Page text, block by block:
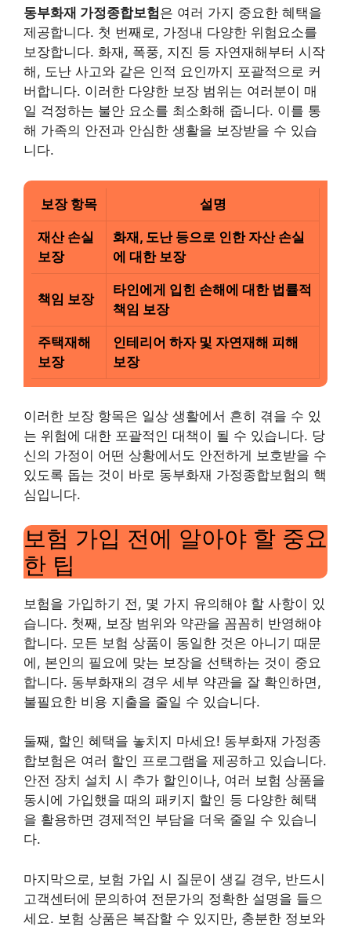
동부화재 가정종합보험은 여러 가지 중요한 혜택을
제공합니다. 첫 번째로, 가정내 다양한 위험요소를
보장합니다. 화재, 폭풍, 지진 등 자연재해부터 시작
해, 도난 사고와 같은 인적 요인까지 포괄적으로 커
버합니다. 이러한 다양한 보장 범위는 여러분이 매
일 걱정하는 불안 요소를 최소화해 줍니다. 이를 통
해 가족의 안전과 안심한 생활을 보장받을 수 있습
니다.
보장 항목 설명
재산 손실
보장
화재, 도난 등으로 인한 자산 손실
에 대한 보장
책임 보장
타인에게 입힌 손해에 대한 법률적
책임 보장
주택재해
보장
인테리어 하자 및 자연재해 피해
보장
이러한 보장 항목은 일상 생활에서 흔히 겪을 수 있
는 위험에 대한 포괄적인 대책이 될 수 있습니다. 당
신의 가정이 어떤 상황에서도 안전하게 보호받을 수
있도록 돕는 것이 바로 동부화재 가정종합보험의 핵
심입니다.
보험 가입 전에 알아야 할 중요
한 팁
보험을 가입하기 전, 몇 가지 유의해야 할 사항이 있
습니다. 첫째, 보장 범위와 약관을 꼼꼼히 반영해야
합니다. 모든 보험 상품이 동일한 것은 아니기 때문
에, 본인의 필요에 맞는 보장을 선택하는 것이 중요
합니다. 동부화재의 경우 세부 약관을 잘 확인하면,
불필요한 비용 지출을 줄일 수 있습니다.
둘째, 할인 혜택을 놓치지 마세요! 동부화재 가정종
합보험은 여러 할인 프로그램을 제공하고 있습니다.
안전 장치 설치 시 추가 할인이나, 여러 보험 상품을
동시에 가입했을 때의 패키지 할인 등 다양한 혜택
을 활용하면 경제적인 부담을 더욱 줄일 수 있습니
다.
마지막으로, 보험 가입 시 질문이 생길 경우, 반드시
고객센터에 문의하여 전문가의 정확한 설명을 들으
세요. 보험 상품은 복잡할 수 있지만, 충분한 정보와